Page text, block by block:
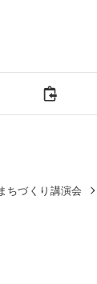
ちづくり講演会